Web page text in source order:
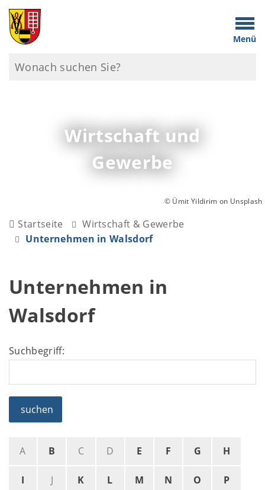
Menü
Wirtschaft und
Gewerbe
© Ümit Yildirim on Unsplash
Startseite
Wirtschaft & Gewerbe
Unternehmen in Walsdorf
Unternehmen in
Walsdorf
Suchbegriff:
suchen
A B C D E F G H
I J K L M N O P